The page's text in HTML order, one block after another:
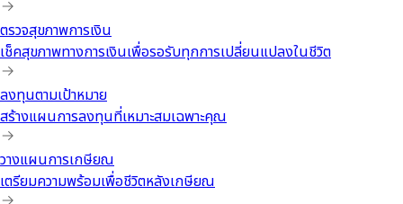
ตรวจสุขภาพการเงิน
เช็คสุขภาพทางการเงินเพื่อรอรับทุกการเปลี่ยนแปลงในชีวิต
ลงทุนตามเป้าหมาย
สร้างแผนการลงทุนที่เหมาะสมเฉพาะคุณ
วางแผนการเกษียณ
เตรียมความพร้อมเพื่อชีวิตหลังเกษียณ